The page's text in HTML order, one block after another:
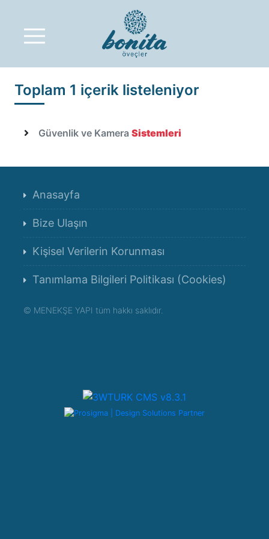
Bonita Öveçler -
Toplam 1 içerik listeleniyor
Güvenlik ve Kamera Sistemleri
Anasayfa
Bize Ulaşın
Kişisel Verilerin Korunması
Tanımlama Bilgileri Politikası (Cookies)
© MENEKŞE YAPI tüm hakkı saklıdır.